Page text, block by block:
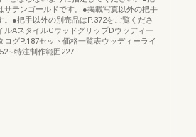
サテンゴールドです。●掲載写真以外の把手
。●把手以外の別売品はP.372をご覧くださ
ルAスタイルCウッドグリップDウッディー
ログP.187セット価格一覧表ウッディーライ
特注制作範囲227